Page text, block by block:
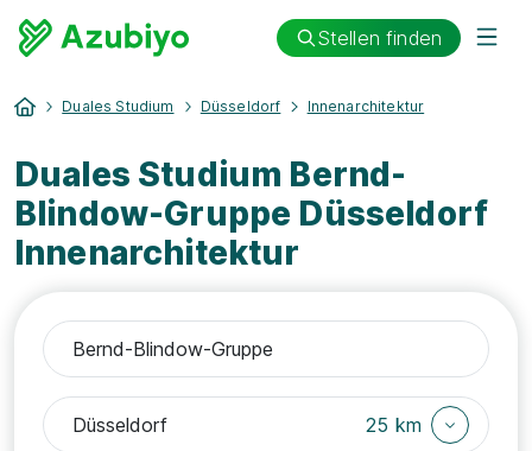
Stellen finden
Duales Studium Düsseldorf Innenarchitektur
Duales Studium Bernd-
Blindow-Gruppe Düsseldorf
Innenarchitektur
25 km